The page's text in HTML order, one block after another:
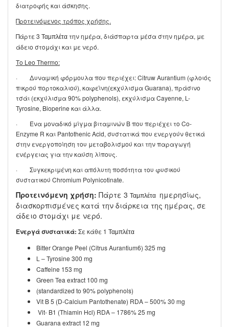
διατροφής και άσκησης.
Προτεινόμενος τρόπος χρήσης.
Πάρτε 3 Ταμπλέτα την ημέρα, διάσπαρτα μέσα στην ημέρα, με
άδειο στομάχι και με νερό.
Το Leo Thermo:
· Δυναμική φόρμουλα που περιέχει: Citruw Aurantium (φλοιός
πικρού πορτοκαλιού), καφεϊνη(εκχύλισμα Guarana), πράσινο
τσάι (εκχύλισμα 90% polyphenols), εκχύλισμα Cayenne, L-
Tyrosine, Bioperine και άλλα.
· Ένα μοναδικό μίγμα βιταμινών Β που περιέχει το Co-
Enzyme R και Pantothenic Acid, συστατικά που ενεργούν θετικά
στην ενεργοποίηση του μεταβολισμού και την παραγωγή
ενέργειας για την καύση λίπους.
· Συγκεκριμένη και απόλυτη ποσότητα του φυσικού
συστατικού Chromium Polynicotinate.
Προτεινόμενη χρήση: Πάρτε 3 Ταμπλέτα ημερησίως,
διασκορπισμένες κατά την διάρκεια της ημέρας, σε
άδειο στομάχι με νερό.
Ενεργά συστατικά: Σε κάθε 1 Ταμπλέτα
Bitter Orange Peel (Citrus Aurantium6) 325 mg
L – Tyrosine 300 mg
Caffeine 153 mg
Green Tea extract 100 mg
(standardized to 90% polyphenols)
Vit B 5 (D-Calcium Pantothenate) RDA – 500% 30 mg
Vit- B1 (Thiamin Hcl) RDA – 1786% 25 mg
Guarana extract 12 mg